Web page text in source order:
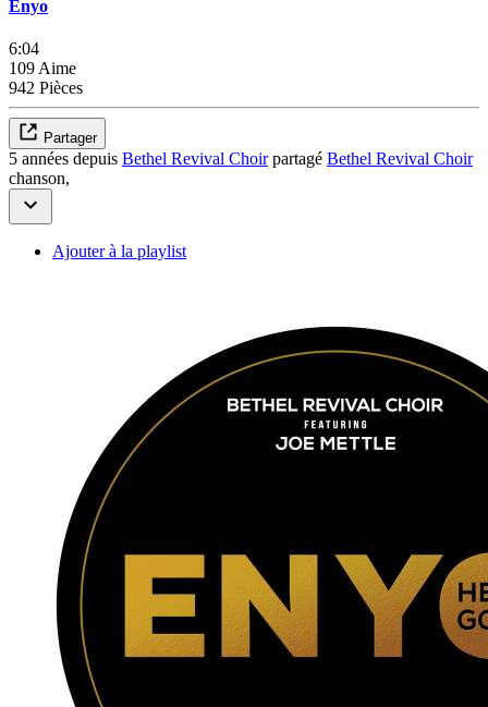
Enyo
6:04
109 Aime
942 Pièces
Partager
5 années depuis Bethel Revival Choirpartagé Bethel Revival Choir
chanson,
Ajouter à la playlist